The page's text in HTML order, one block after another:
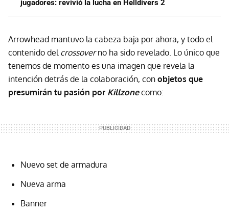
jugadores: revivió la lucha en Helldivers 2
Arrowhead mantuvo la cabeza baja por ahora, y todo el
contenido del crossoverno ha sido revelado. Lo único que
tenemos de momento es una imagen que revela la
intención detrás de la colaboración, con objetos que
presumirán tu pasión por Killzonecomo:
Nuevo set de armadura
Nueva arma
Banner